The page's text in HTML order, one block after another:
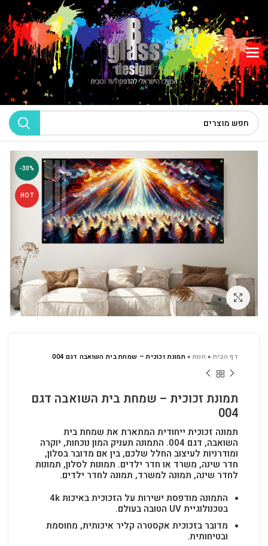
-30%
HOT
לחץ להגדלה
דף הבית» חנות»תמונת זכוכית – שמחת בית השואבה דגם 004
תמונת זכוכית – שמחת בית השואבה דגם
004
תמונה זכוכית ייחודית המתארת את שמחת בית
השואבה, דגם 004. התמונה תעניק המון נוכחות, יוקרה
ומודרניות לעיצוב החלל שלכם, בין אם מדובר בסלון,
חדר שינה, משרד או חדר ילדים. תמונות לסלון, תמונות
לחדר שינה, תמונה למשרד, תמונה לחדר ילדים.
התמונה מודפסת ישירות על הזכוכית באיכות 4k
בטכנולוגיית UV הטובה בעולם.
מדובר בזכוכית אקסטרה קליר איכותית, מחוסמת
ובטיחותית.